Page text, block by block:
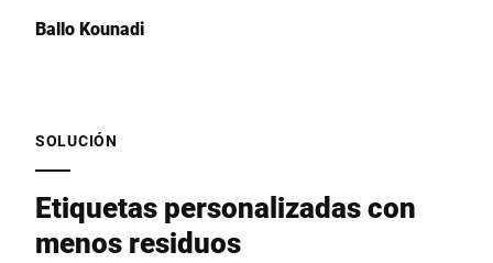
Ballo Kounadi
SOLUCIÓN
Etiquetas personalizadas con
menos residuos